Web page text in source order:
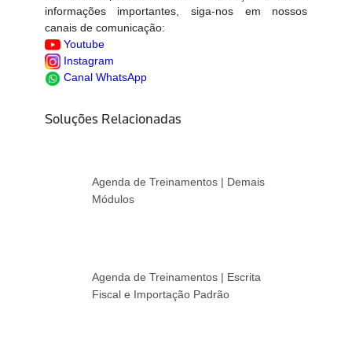
informações importantes, siga-nos em nossos
canais de comunicação:
Youtube
Instagram
Canal WhatsApp
Soluções Relacionadas
Agenda de Treinamentos | Demais
Módulos
Agenda de Treinamentos | Escrita
Fiscal e Importação Padrão